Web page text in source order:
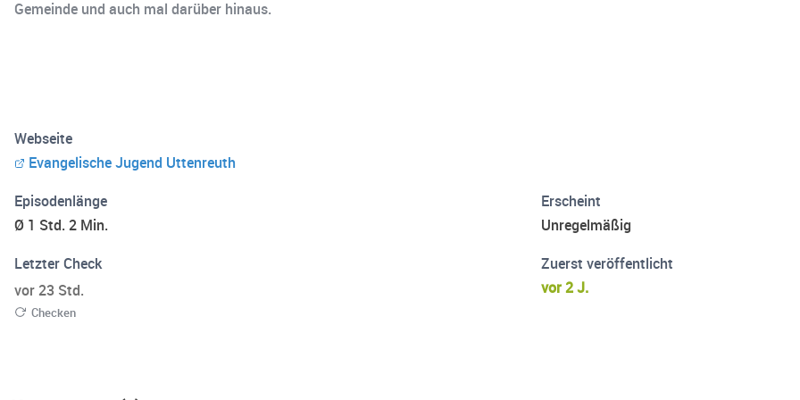
Gemeinde und auch mal darüber hinaus.
Webseite
Evangelische Jugend Uttenreuth
Episodenlänge
Ø 1 Std. 2 Min.
Erscheint
Unregelmäßig
Letzter Check
vor 23 Std.
Checken
Zuerst veröffentlicht
vor 2 J.